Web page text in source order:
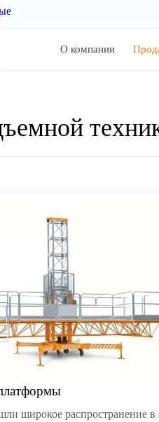
О компании
широкое распространение в